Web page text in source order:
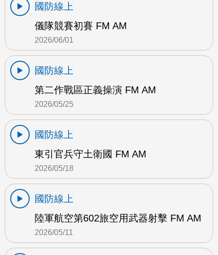
國防線上
儀隊競賽初賽 FM AM
2026/06/01
國防線上
第二作戰區正義操演 FM AM
2026/05/25
國防線上
東引官兵守土衛國 FM AM
2026/05/18
國防線上
陸軍航空第602旅空用武器射擊 FM AM
2026/05/11